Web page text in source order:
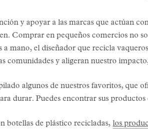
y apoyar a las marcas que actúan
Comprar en pequeños comercios no
a mano, el diseñador que recicla
comunidades y aligeran nuestro
algunos de nuestros favoritos, que
durar. Puedes encontrar sus
botellas de plástico recicladas, los